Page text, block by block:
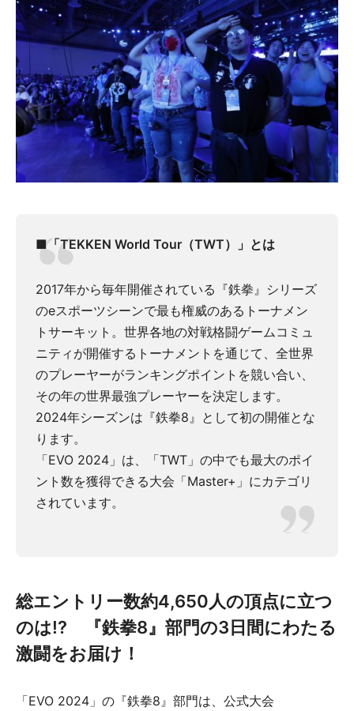
■「TEKKEN World Tour（TWT）」とは
2017年から毎年開催されている『鉄拳』シリーズ
のeスポーツシーンで最も権威のあるトーナメン
トサーキット。世界各地の対戦格闘ゲームコミュ
ニティが開催するトーナメントを通じて、全世界
のプレーヤーがランキングポイントを競い合い、
その年の世界最強プレーヤーを決定します。
2024年シーズンは『鉄拳8』として初の開催とな
ります。
「EVO 2024」は、「TWT」の中でも最大のポイ
ント数を獲得できる大会「Master+」にカテゴリ
されています。
総エントリー数約4,650人の頂点に立つ
のは!? 『鉄拳8』部門の3日間にわたる
激闘をお届け！
「EVO 2024」の『鉄拳8』部門は、公式大会